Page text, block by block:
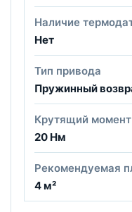
Наличие
Нет
Тип привода
Пружинный
Крутящий момент
20 Нм
Рекомендуемая
4 м²